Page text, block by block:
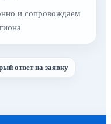
и сопровождаем
ответ на заявку